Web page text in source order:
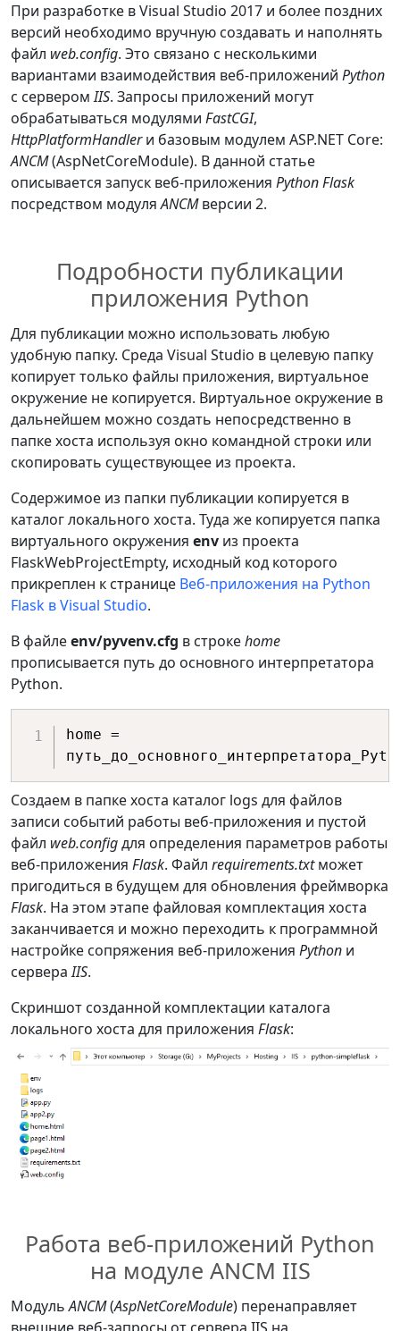
При разработке в Visual Studio 2017 и более поздних
версий необходимо вручную создавать и наполнять
файл web.config. Это связано с несколькими
вариантами взаимодействия веб-приложений Python
с серверомIIS. Запросы приложений могут
обрабатываться модулями FastCGI,
HttpPlatformHandlerи базовым модулем ASP.NET Core:
ANCM(AspNetCoreModule). В данной статье
описывается запуск веб-приложения Python Flask
посредством модуляANCMверсии 2.
Подробности публикации
приложения Python
Для публикации можно использовать любую
удобную папку. Среда Visual Studio в целевую папку
копирует только файлы приложения, виртуальное
окружение не копируется. Виртуальное окружение в
дальнейшем можно создать непосредственно в
папке хоста используя окно командной строки или
скопировать существующее из проекта.
Содержимое из папки публикации копируется в
каталог локального хоста. Туда же копируется папка
виртуального окружения env из проекта
FlaskWebProjectEmpty, исходный код которого
прикреплен к странице Веб-приложения на Python
Flask в Visual Studio.
В файлеenv/pyvenv.cfg в строкеhome
прописывается путь до основного интерпретатора
Python.
home =
Создаем в папке хоста каталог logs для файлов
записи событий работы веб-приложения и пустой
файл web.configдля определения параметров работы
веб-приложения Flask. Файл requirements.txtможет
пригодиться в будущем для обновления фреймворка
Flask. На этом этапе файловая комплектация хоста
заканчивается и можно переходить к программной
настройке сопряжения веб-приложения Python и
сервераIIS.
Скриншот созданной комплектации каталога
локального хоста для приложения Flask:
Работа веб-приложений Python
на модуле ANCM IIS
МодульANCM(AspNetCoreModule) перенаправляет